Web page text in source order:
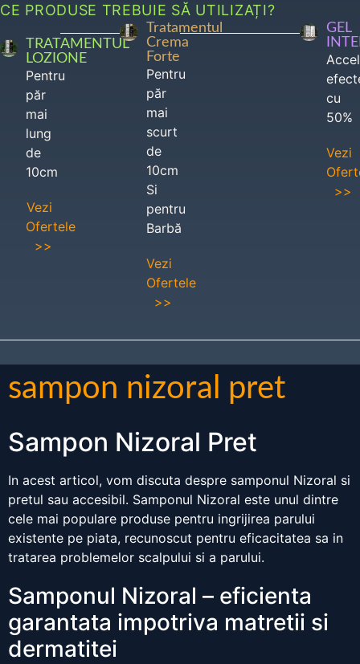
CE PRODUSE TREBUIE SĂ UTILIZAȚI?
TRATAMENTUL
LOZIONE
Pentru
păr
mai
lung
de
10cm
Vezi
Ofertele
>>
Tratamentul
Crema
Forte
Pentru
păr
mai
scurt
de
10cm
Si
pentru
Barbă
Vezi
Ofertele
>>
GEL
cu
50%
Vezi
>>
sampon nizoral pret
Sampon Nizoral Pret
In acest articol, vom discuta despre samponul Nizoral si
pretul sau accesibil. Samponul Nizoral este unul dintre
cele mai populare produse pentru ingrijirea parului
existente pe piata, recunoscut pentru eficacitatea sa in
tratarea problemelor scalpului si a parului.
Samponul Nizoral – eficienta
garantata impotriva matretii si
dermatitei